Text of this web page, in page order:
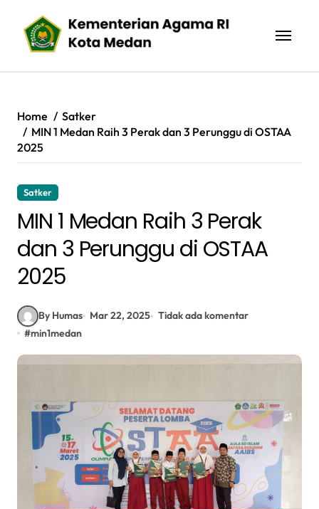
content
Home
Satker
MIN 1 Medan Raih 3 Perak dan 3 Perunggu di OSTAA
2025
Satker
MIN 1 Medan Raih 3 Perak
dan 3 Perunggu di OSTAA
2025
By Humas Mar 22, 2025 Tidak ada komentar
#min1medan